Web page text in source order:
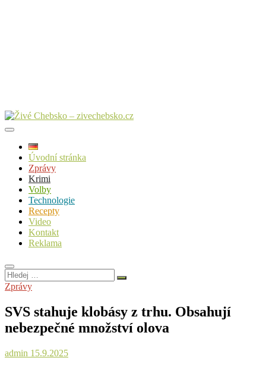
Úvodní stránka
Zprávy
Krimi
Volby
Technologie
Recepty
Video
Kontakt
Reklama
Hledej
…
Zprávy
SVS stahuje klobásy z trhu. Obsahují
nebezpečné množství olova
admin 15.9.2025